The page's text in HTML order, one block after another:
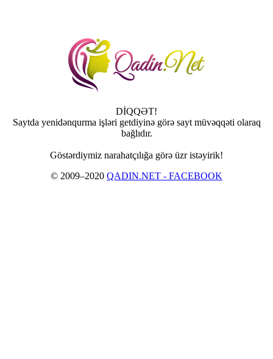
DİQQƏT!
Saytda yenidənqurma işləri getdiyinə görə sayt müvəqqəti olaraq
bağlıdır.
Göstərdiymiz narahatçılığa görə üzr istəyirik!
© 2009–2020 QADIN.NET - FACEBOOK